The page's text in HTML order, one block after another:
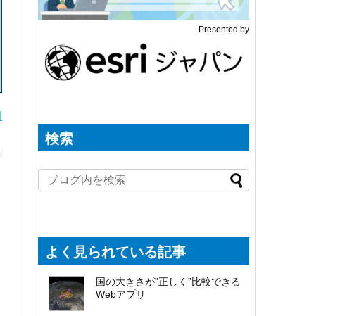
Presented by
検索
よく見られている記事
国の大きさが”正しく”比較できる
Webアプリ